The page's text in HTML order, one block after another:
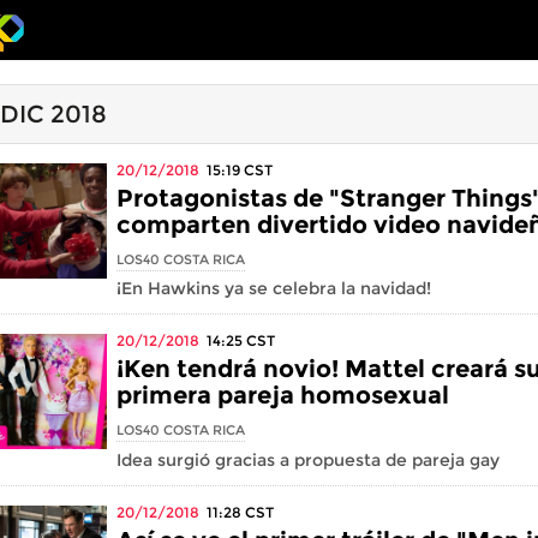
2018
20/12/2018 15:19 CST
Protagonistas de "Stranger
comparten divertido video
LOS40 COSTA RICA
¡En Hawkins ya se celebra la navidad!
20/12/2018 14:25 CST
¡Ken tendrá novio! Mattel creará
primera pareja homosexual
LOS40 COSTA RICA
Idea surgió gracias a propuesta de pareja gay
20/12/2018 11:28 CST